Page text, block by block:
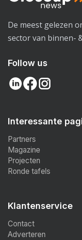
De meest gelezen
sector van binnen-
Follow us
Interessante
Partners
Magazine
Projecten
Ronde tafels
Klantenservice
Contact
Adverteren